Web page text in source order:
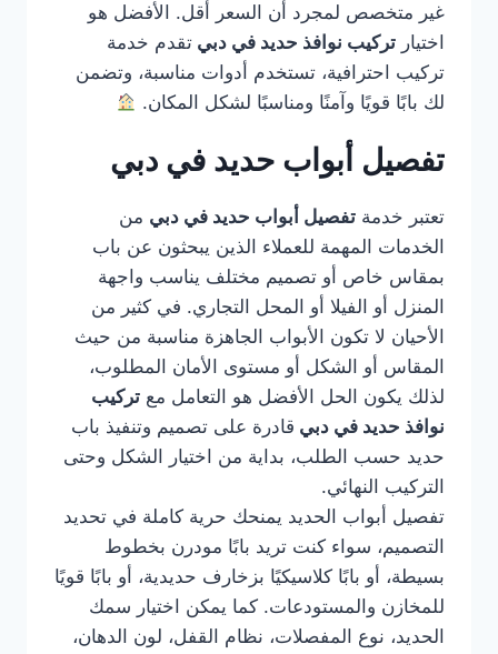
غير متخصص لمجرد أن السعر أقل. الأفضل هو
اختيار تركيب نوافذ حديد في دبي تقدم خدمة
تركيب احترافية، تستخدم أدوات مناسبة، وتضمن
لك بابًا قويًا وآمنًا ومناسبًا لشكل المكان.
تفصيل أبواب حديد في دبي
تعتبر خدمة تفصيل أبواب حديد في دبي من
الخدمات المهمة للعملاء الذين يبحثون عن باب
بمقاس خاص أو تصميم مختلف يناسب واجهة
المنزل أو الفيلا أو المحل التجاري. في كثير من
الأحيان لا تكون الأبواب الجاهزة مناسبة من حيث
المقاس أو الشكل أو مستوى الأمان المطلوب،
لذلك يكون الحل الأفضل هو التعامل مع تركيب
نوافذ حديد في دبي قادرة على تصميم وتنفيذ باب
حديد حسب الطلب، بداية من اختيار الشكل وحتى
التركيب النهائي.
تفصيل أبواب الحديد يمنحك حرية كاملة في تحديد
التصميم، سواء كنت تريد بابًا مودرن بخطوط
بسيطة، أو بابًا كلاسيكيًا بزخارف حديدية، أو بابًا قويًا
للمخازن والمستودعات. كما يمكن اختيار سمك
الحديد، نوع المفصلات، نظام القفل، لون الدهان،